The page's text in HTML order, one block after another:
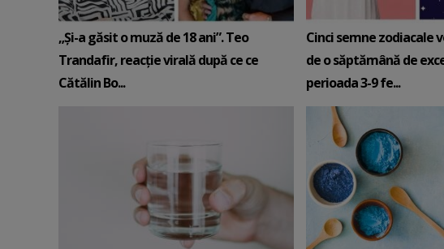
„Și-a găsit o muză de 18 ani”. Teo
Trandafir, reacție virală după ce ce
Cătălin Bo...
Cinci semne zodiacale
de o săptămână de
perioada 3-9 fe...